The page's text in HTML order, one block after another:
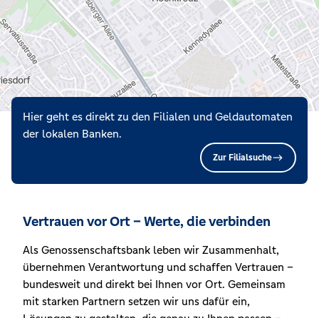
Hier geht es direkt zu den Filialen und Geldautomaten
der lokalen Banken.
Zur Filialsuche
Vertrauen vor Ort – Werte, die verbinden
Als Genossenschaftsbank leben wir Zusammenhalt,
übernehmen Verantwortung und schaffen Vertrauen –
bundesweit und direkt bei Ihnen vor Ort. Gemeinsam
mit starken Partnern setzen wir uns dafür ein,